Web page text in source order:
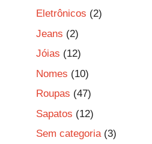
Eletrônicos (2)
Jeans (2)
Jóias (12)
Nomes (10)
Roupas (47)
Sapatos (12)
Sem categoria(3)